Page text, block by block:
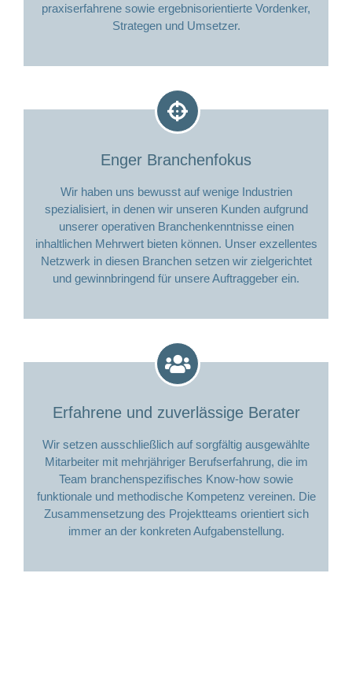
praxiserfahrene sowie ergebnisorientierte Vordenker,
Strategen und Umsetzer.
Enger Branchenfokus
Wir haben uns bewusst auf wenige Industrien
spezialisiert, in denen wir unseren Kunden aufgrund
unserer operativen Branchenkenntnisse einen
inhaltlichen Mehrwert bieten können. Unser exzellentes
Netzwerk in diesen Branchen setzen wir zielgerichtet
und gewinnbringend für unsere Auftraggeber ein.
Erfahrene und zuverlässige Berater
Wir setzen ausschließlich auf sorgfältig ausgewählte
Mitarbeiter mit mehrjähriger Berufserfahrung, die im
Team branchenspezifisches Know-how sowie
funktionale und methodische Kompetenz vereinen. Die
Zusammensetzung des Projektteams orientiert sich
immer an der konkreten Aufgabenstellung.